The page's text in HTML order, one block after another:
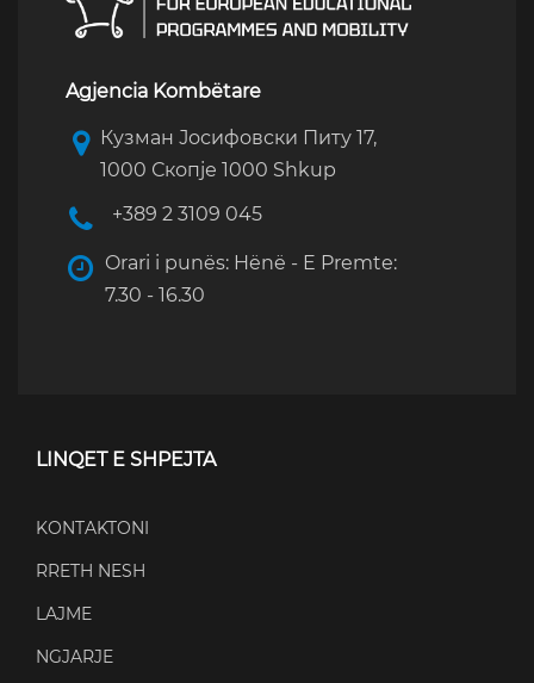
Agjencia Kombëtare
Кузман Јосифовски Питу 17,
1000 Скопје 1000 Shkup
+389 2 3109 045
Orari i punës: Hënë - E Premte:
7.30 - 16.30
LINQET E SHPEJTA
KONTAKTONI
RRETH NESH
LAJME
NGJARJE